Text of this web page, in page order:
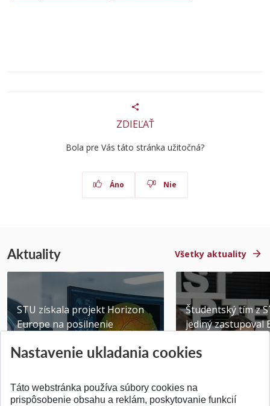
ZDIEĽAŤ
Bola pre Vás táto stránka užitočná?
Áno Nie
Aktuality Všetky aktuality
STU získala projekt Horizon
Europe na posilnenie
Publikované 31.07.2026
Študentský tím z
jediný zastupoval
Publikované
Nastavenie ukladania cookies
Táto webstránka používa súbory cookies na
prispôsobenie obsahu a reklám, poskytovanie funkcií